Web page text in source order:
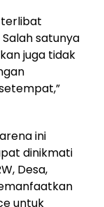
terlibat
satunya
juga tidak
ini
dinikmati
Desa,
untuk